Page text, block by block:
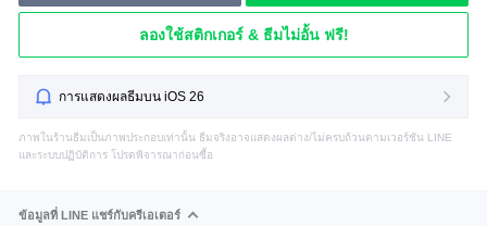
ลองใช้สติกเกอร์ & ธีมไม่อั้น ฟรี!
การแสดงผลธีมบน iOS 26
ภาพในร้านธีมเป็นภาพประกอบเท่านั้น ธีมจริงอาจแสดงผลต่าง/ไม่ครบถ้วนตามเวอร์ชัน LINE
และระบบปฏิบัติการ โปรดพิจารณาก่อนซื้อ
ข้อมูลที่ LINE แชร์กับครีเอเตอร์